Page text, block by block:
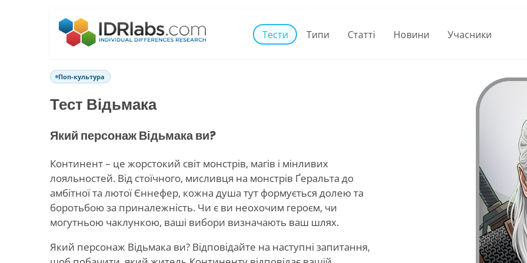
Тести Типи Статті Новини Учасники
Поп-культура
Тест Відьмака
Який персонаж Відьмака ви?
Континент – це жорстокий світ монстрів, магів і мінливих
лояльностей. Від стоїчного, мисливця на монстрів Ґеральта до
амбітної та лютої Єннефер, кожна душа тут формується долею та
боротьбою за приналежність. Чи є ви неохочим героєм, чи
могутньою чаклункою, ваші вибори визначають ваш шлях.
Який персонаж Відьмака ви? Відповідайте на наступні запитання,